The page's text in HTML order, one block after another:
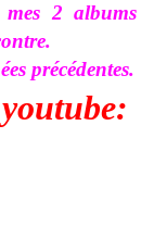
2 albums
précédentes.